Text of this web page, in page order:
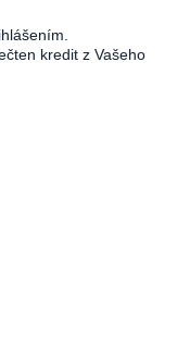
kredit z Vašeho